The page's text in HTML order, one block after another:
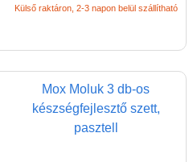
Külső raktáron, 2-3 napon belül szállítható
Mox Moluk 3 db-os
készségfejlesztő szett,
pasztell